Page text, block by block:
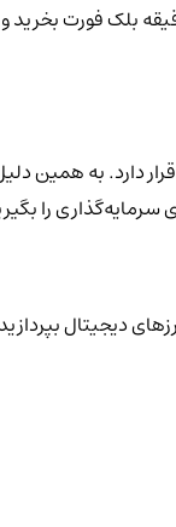
بلک فورت بخرید
دارد. به همین
را
دیجیتال